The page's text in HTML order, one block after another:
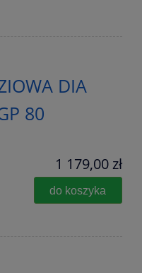
DIA
80
1 179,00 zł
do koszyka